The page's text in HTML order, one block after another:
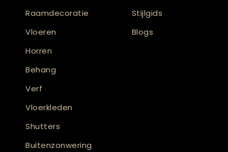
Raamdecoratie
Vloeren
Horren
Behang
Verf
Vloerkleden
Shutters
Buitenzonwering
Stijlgids
Blogs